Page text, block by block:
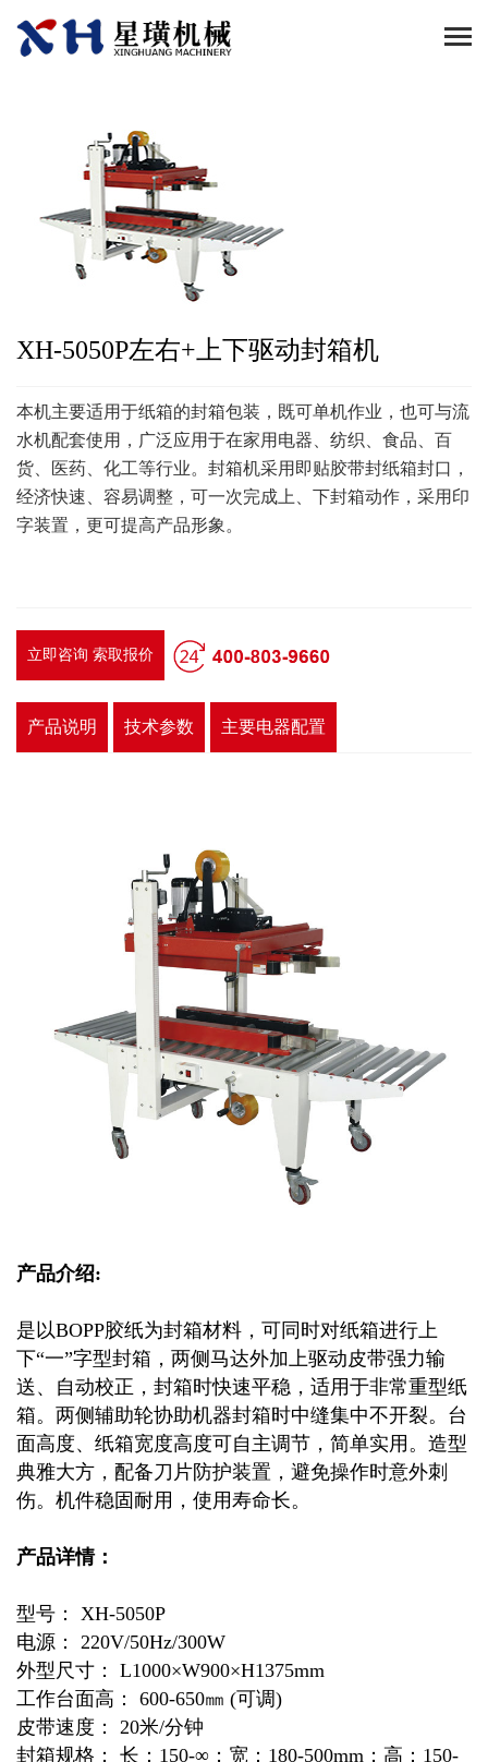
XH-5050P左右+上下驱动封箱机
本机主要适用于纸箱的封箱包装，既可单机作业，也可与流
水机配套使用，广泛应用于在家用电器、纺织、食品、百
货、医药、化工等行业。封箱机采用即贴胶带封纸箱封口，
经济快速、容易调整，可一次完成上、下封箱动作，采用印
字装置，更可提高产品形象。
立即咨询 索取报价
产品说明 技术参数 主要电器配置
产品介绍:
是以BOPP胶纸为封箱材料，可同时对纸箱进行上
下“一”字型封箱，两侧马达外加上驱动皮带强力输
送、自动校正，封箱时快速平稳，适用于非常重型纸
箱。两侧辅助轮协助机器封箱时中缝集中不开裂。台
面高度、纸箱宽度高度可自主调节，简单实用。造型
典雅大方，配备刀片防护装置，避免操作时意外刺
伤。机件稳固耐用，使用寿命长。
产品详情：
型号： XH-5050P
电源： 220V/50Hz/300W
外型尺寸： L1000×W900×H1375mm
工作台面高： 600-650㎜ (可调)
皮带速度： 20米/分钟
封箱规格： 长：150-∞；宽：180-500mm；高：150-